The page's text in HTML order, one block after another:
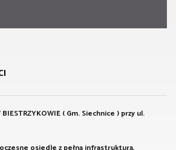
( Gm. Siechnice ) przy ul.
osiedle z pełną infrastrukturą,